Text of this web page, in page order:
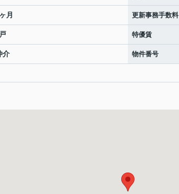
月 更新事務手数料
特優賃
介 物件番号